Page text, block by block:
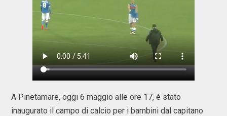
A Pinetamare, oggi 6 maggio alle ore 17, è stato
inaugurato il campo di calcio per i bambini dal capitano